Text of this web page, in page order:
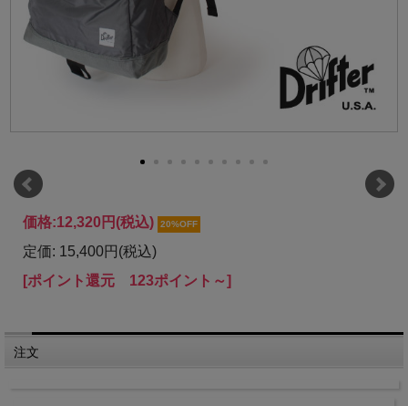
価格:12,320円 (税込) 20%OFF
定価: 15,400円(税込)
[ポイント還元 123ポイント～]
注文